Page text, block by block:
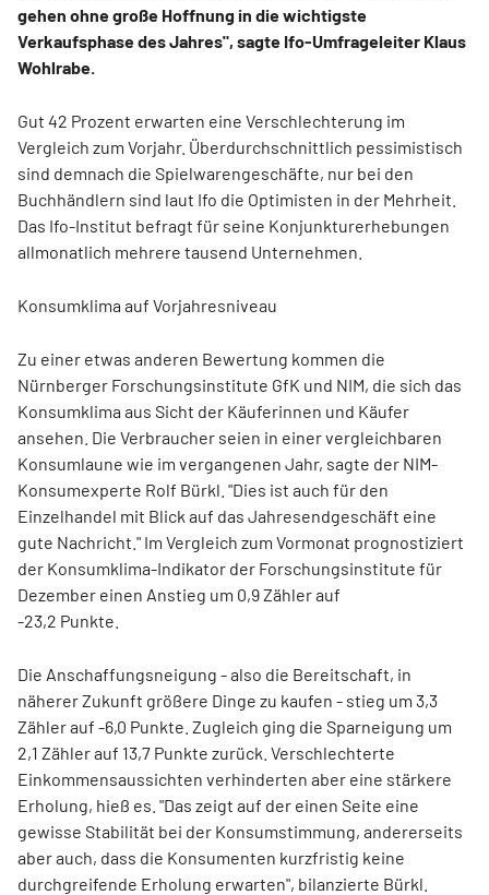
gehen ohne große Hoffnung in die wichtigste
Verkaufsphase des Jahres", sagte Ifo-Umfrageleiter Klaus
Wohlrabe.
Gut 42 Prozent erwarten eine Verschlechterung im
Vergleich zum Vorjahr. Überdurchschnittlich pessimistisch
sind demnach die Spielwarengeschäfte, nur bei den
Buchhändlern sind laut Ifo die Optimisten in der Mehrheit.
Das Ifo-Institut befragt für seine Konjunkturerhebungen
allmonatlich mehrere tausend Unternehmen.
Konsumklima auf Vorjahresniveau
Zu einer etwas anderen Bewertung kommen die
Nürnberger Forschungsinstitute GfK und NIM, die sich das
Konsumklima aus Sicht der Käuferinnen und Käufer
ansehen. Die Verbraucher seien in einer vergleichbaren
Konsumlaune wie im vergangenen Jahr, sagte der NIM-
Konsumexperte Rolf Bürkl. "Dies ist auch für den
Einzelhandel mit Blick auf das Jahresendgeschäft eine
gute Nachricht." Im Vergleich zum Vormonat prognostiziert
der Konsumklima-Indikator der Forschungsinstitute für
Dezember einen Anstieg um 0,9 Zähler auf
-23,2 Punkte.
Die Anschaffungsneigung - also die Bereitschaft, in
näherer Zukunft größere Dinge zu kaufen - stieg um 3,3
Zähler auf -6,0 Punkte. Zugleich ging die Sparneigung um
2,1 Zähler auf 13,7 Punkte zurück. Verschlechterte
Einkommensaussichten verhinderten aber eine stärkere
Erholung, hieß es. "Das zeigt auf der einen Seite eine
gewisse Stabilität bei der Konsumstimmung, andererseits
aber auch, dass die Konsumenten kurzfristig keine
durchgreifende Erholung erwarten", bilanzierte Bürkl.